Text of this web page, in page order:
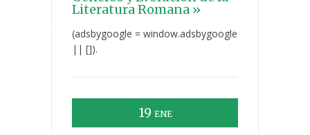
Literatura Romana »
(adsbygoogle = window.adsbygoogle
|| []).
19 ENE